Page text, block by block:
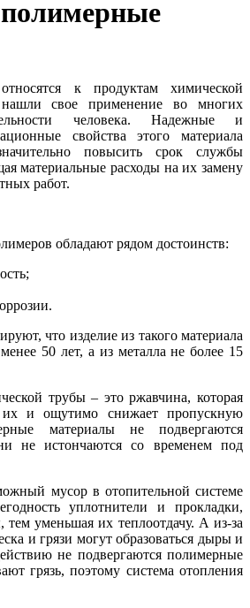
к продуктам химической
свое применение во многих
человека. Надежные и
свойства этого материала
повысить срок службы
материальные расходы на их замену
работ.
обладают рядом достоинств:
что изделие из такого материала
50 лет, а из металла не более 15
трубы – это ржавчина, которая
их и ощутимо снижает пропускную
материалы не подвергаются
не истончаются со временем под
мусор в отопительной системе
уплотнители и прокладки,
тем уменьшая их теплоотдачу. А из-за
и грязи могут образоваться дыры и
не подвергаются полимерные
грязь, поэтому система отопления